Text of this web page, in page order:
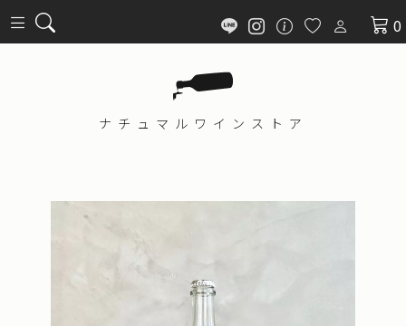
0
ナチュマル ワインストア